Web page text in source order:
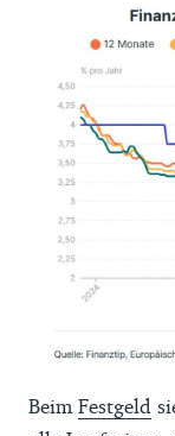
Beim Festgeld